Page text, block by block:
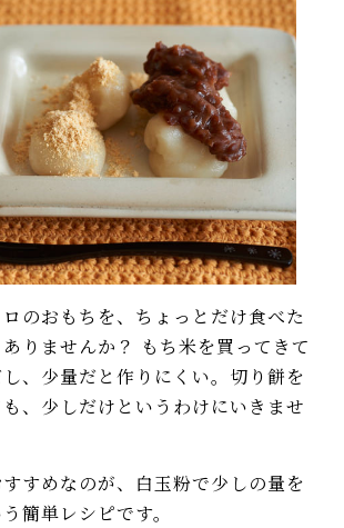
のおもちを、ちょっとだけ食べた
りませんか？ もち米を買ってきて
、少量だと作りにくい。切り餅を
、少しだけというわけにいきませ
すめなのが、白玉粉で少しの量を
簡単レシピです。